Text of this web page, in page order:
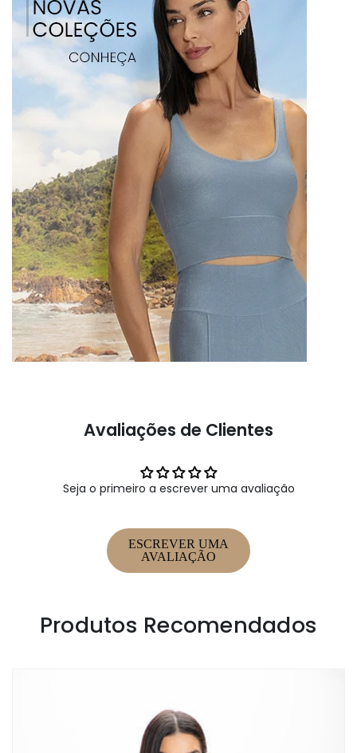
Avaliações de Clientes
Seja o primeiro a escrever uma avaliação
ESCREVER UMA
AVALIAÇÃO
Produtos Recomendados